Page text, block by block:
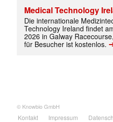
Medical Technology
Die internationale
Technology Ireland findet
2026 in Galway
für Besucher ist kostenlos.
© Knowbio GmbH
Kontakt Impressum